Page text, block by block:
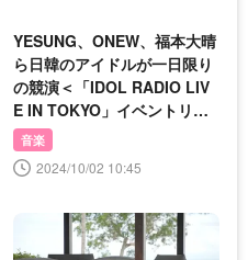
YESUNG、ONEW、福本大晴
ら日韓のアイドルが一日限り
の競演＜「IDOL RADIO LIV
E IN TOKYO」イベントリポ
ート＞
音楽
2024/10/02 10:45